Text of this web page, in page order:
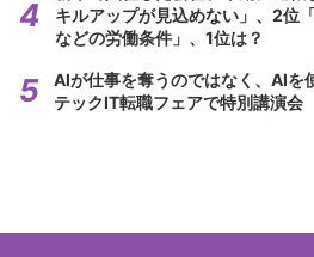
キルアップが見込めない」、2位
などの労働条件」、1位は？
AIが仕事を奪うのではなく、AI
テックIT転職フェアで特別講演会